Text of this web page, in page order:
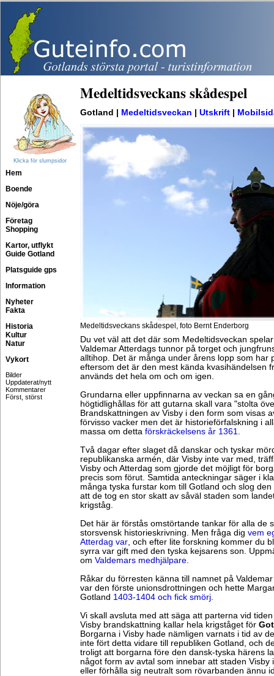
Klicka för slumpsidor
Hem
Boende
Nöje/göra
Företag
Shopping
Kartor, utflykt
Guide Gotland
Platsguide gps
Information
Nyheter
Fakta
Historia
Kultur
Natur
Vykort
Bilder
Uppdaterat/nytt
Kommentarer
Först, störst
Medeltidsveckans skådespel
Gotland | Medeltidsveckan Utskrift
Medeltidsveckans skådespel, foto Bernt Enderborg
Du vet väl att det där som Medeltidsveckan
Valdemar Atterdags tunnor på torget och
alltihop. Det är många under årens lopp som har
eftersom det är den mest kända kvasihändelsen
används det hela om och om igen.
Grundarna eller uppfinnarna av veckan sa en
högtidlighållas för att gutarna skall vara "stolta
Brandskattningen av Visby i den form som visas
förvisso vacker men det är historieförfalskning i
massa om detta förskräckelsens år 1361.
Två dagar efter slaget då danskar och tyskar
republikanska armén, där Visby inte var med,
Visby och Atterdag som gjorde det möjligt för
precis som förut. Samtida anteckningar säger i
många tyska furstar kom till Gotland och slog
att de tog en stor skatt av såväl staden som
krigståg.
Det här är förstås omstörtande tankar för alla de
storsvensk historieskrivning. Men fråga dig vem
Atterdag var, och efter lite forskning kommer du
syrra var gift med den tyska kejsarens son.
om Valdemars medhjälpare.
Råkar du förresten känna till namnet på
var den förste unionsdrottningen och hette
Gotland 1403-1404 och fick smörj.
Vi skall avsluta med att säga att parterna vid
Visby brandskattning kallar hela krigståget för
Borgarna i Visby hade nämligen varnats i tid av
inte fört detta vidare till republiken Gotland, och
troligt att borgarna före den dansk-tyska härens
något form av avtal som innebar att staden Visby
eller förhålla sig neutralt som rövarbanden ännu